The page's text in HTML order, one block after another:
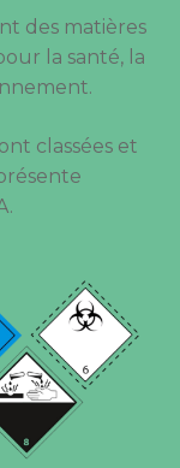
des matières
la santé, la
classées et